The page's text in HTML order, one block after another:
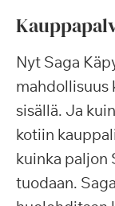
Nyt Saga
mahdollisuus
sisällä. Ja
kotiin
kuinka paljon
tuodaan.